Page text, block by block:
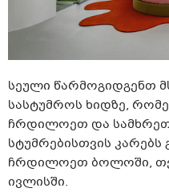
სეული წარმოგიდგენთ
სასტუმროს ხიდზე,
ჩრდილოეთ და სამხრეთ
სტუმრებისთვის კარებს
ჩრდილოეთ ბოლოში,
ივლისში.